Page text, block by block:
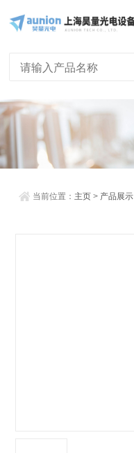
当前位置： 主页 > 产品展示